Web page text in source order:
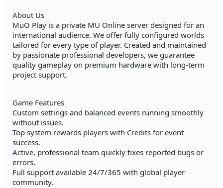
About Us
MuO Play is a private MU Online server designed for an
international audience. We offer fully configured worlds
tailored for every type of player. Created and maintained
by passionate professional developers, we guarantee
quality gameplay on premium hardware with long-term
project support.
Game Features
Custom settings and balanced events running smoothly
without issues.
Top system rewards players with Credits for event
success.
Active, professional team quickly fixes reported bugs or
errors.
Full support available 24/7/365 with global player
community.